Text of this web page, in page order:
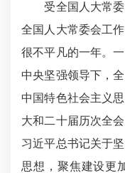
受全国人大常委
全国人大常委会工
很不平凡的一年。
中央坚强领导下，
中国特色社会主义
大和二十届历次全
习近平总书记关于
思想，聚焦建设更